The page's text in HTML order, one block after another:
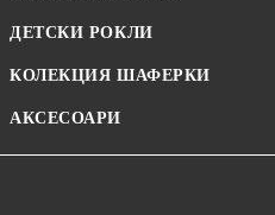
ДЕТСКИ РОКЛИ
КОЛЕКЦИЯ ШАФЕРКИ
АКСЕСОАРИ